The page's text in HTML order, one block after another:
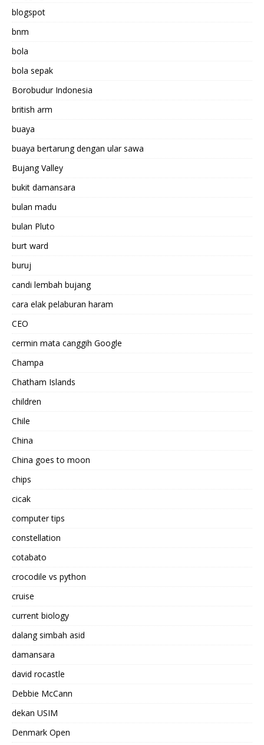
blogspot
bnm
bola
bola sepak
Borobudur Indonesia
british arm
buaya
buaya bertarung dengan ular sawa
Bujang Valley
bukit damansara
bulan madu
bulan Pluto
burt ward
buruj
candi lembah bujang
cara elak pelaburan haram
CEO
cermin mata canggih Google
Champa
Chatham Islands
children
Chile
China
China goes to moon
chips
cicak
computer tips
constellation
cotabato
crocodile vs python
cruise
current biology
dalang simbah asid
damansara
david rocastle
Debbie McCann
dekan USIM
Denmark Open